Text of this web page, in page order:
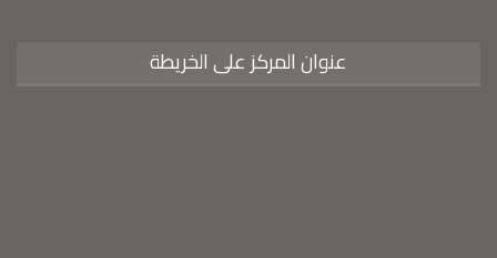
عنوان المركز على الخريطة